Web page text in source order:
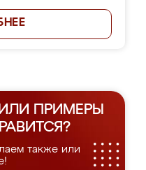
ПРИМЕРЫ
также или